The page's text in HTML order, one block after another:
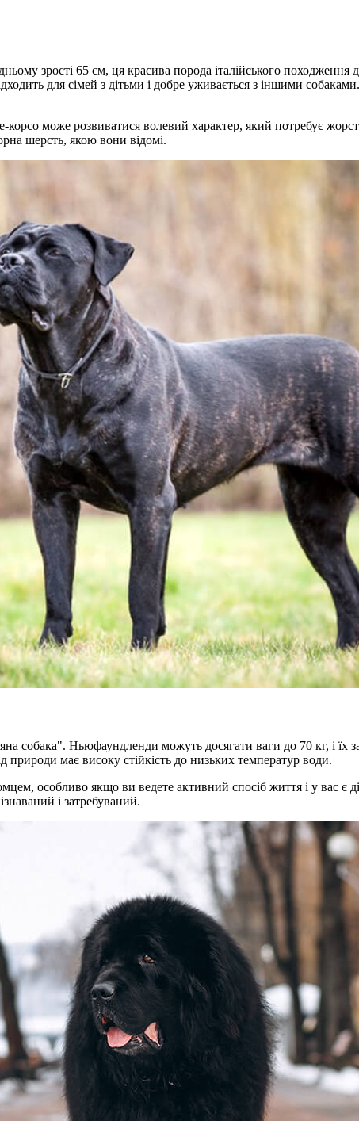
зрості 65 см, ця красива порода італійського
для сімей з дітьми і добре уживається з іншими
може розвиватися волевий характер, який потребує
шерсть, якою вони відомі.
собака". Ньюфаундленди можуть досягати ваги до 70 кг, і їх
природи має високу стійкість до низьких температур води.
особливо якщо ви ведете активний спосіб життя і у вас
і затребуваний.